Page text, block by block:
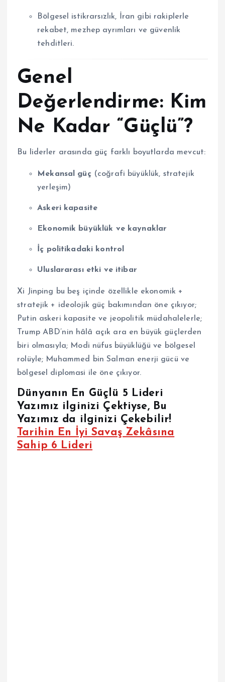
Bölgesel istikrarsızlık, İran gibi rakiplerle
rekabet, mezhep ayrımları ve güvenlik
tehditleri.
Genel
Değerlendirme: Kim
Ne Kadar “Güçlü”?
Bu liderler arasında güç farklı boyutlarda mevcut:
Mekansal güç (coğrafi büyüklük, stratejik
yerleşim)
Askeri kapasite
Ekonomik büyüklük ve kaynaklar
İç politikadaki kontrol
Uluslararası etki ve itibar
Xi Jinping bu beş içinde özellikle ekonomik +
stratejik + ideolojik güç bakımından öne çıkıyor;
Putin askeri kapasite ve jeopolitik müdahalelerle;
Trump ABD’nin hâlâ açık ara en büyük güçlerden
biri olmasıyla; Modi nüfus büyüklüğü ve bölgesel
rolüyle; Muhammed bin Salman enerji gücü ve
bölgesel diplomasi ile öne çıkıyor.
Dünyanın En Güçlü 5 Lideri
Yazımız ilginizi Çektiyse, Bu
Yazımız da ilginizi Çekebilir!
Tarihin En İyi Savaş Zekâsına
Sahip 6 Lideri